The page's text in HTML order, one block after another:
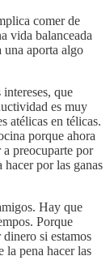
comer de
vida balanceada
una aporta algo
que
es muy
atélicas en télicas.
porque ahora
a preocuparte por
hacer por las ganas
Hay que
Porque
si estamos
la pena hacer las